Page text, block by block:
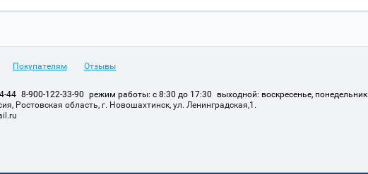
Покупателям Отзывы
44 8-900-122-33-90 режим работы: с 8:30 до 17:30
выходной: воскресенье, понедельник
Ростовская область, г. Новошахтинск, ул. Ленинградская,1.